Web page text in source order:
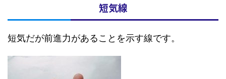
短気線
短気だが前進力があることを示す線です。